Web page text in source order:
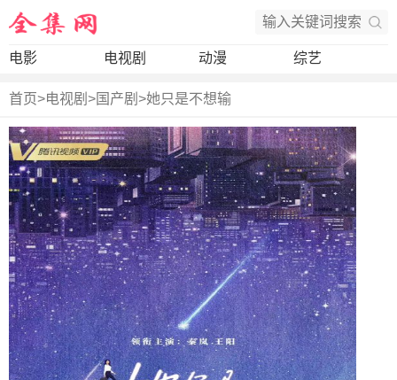
电影 电视剧 动漫 综艺
首页>电视剧 >国产剧 >她只是不想输